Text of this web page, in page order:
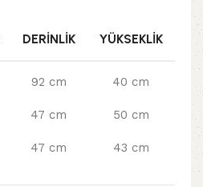
DERINLIK YÜKSEKLIK
92 cm
47 cm
47 cm
40 cm
50 cm
43 cm